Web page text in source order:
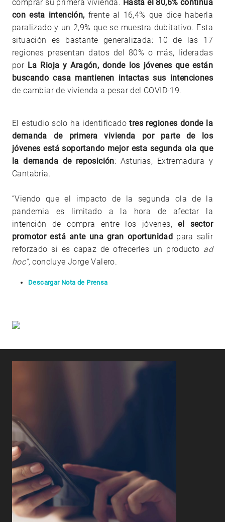
comprar su primera vivienda. Hasta el 80,6% continúa
con esta intención, frente al 16,4% que dice haberla
paralizado y un 2,9% que se muestra dubitativo. Esta
situación es bastante generalizada: 10 de las 17
regiones presentan datos del 80% o más, lideradas
por La Rioja y Aragón, donde los jóvenes que están
buscando casa mantienen intactas sus intenciones
de cambiar de vivienda a pesar del COVID-19.
El estudio solo ha identificadotres regiones donde la
demanda de primera vivienda por parte de los
jóvenes está soportando mejor esta segunda ola que
la demanda de reposición: Asturias, Extremadura y
Cantabria.
“Viendo que el impacto de la segunda ola de la
pandemia es limitado a la hora de afectar la
intención de compra entre los jóvenes,el sector
promotor está ante una gran oportunidad para salir
reforzado si es capaz de ofrecerles un producto ad
hoc”,concluye Jorge Valero.
Descargar Nota de Prensa